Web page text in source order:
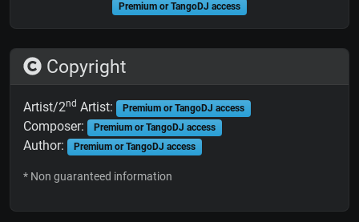
Premium or TangoDJ access
Copyright
Artist/2nd Artist: Premium or TangoDJ access
Composer: Premium or TangoDJ access
Author: Premium or TangoDJ access
* Non guaranteed information